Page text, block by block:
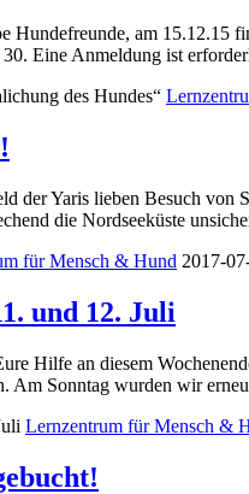
am 15.12.15
Eine Anmeldung ist
des Hundes“
der Yaris lieben Besuch von
die Nordseeküste
für Mensch & Hund 2017-
und 12. Juli
Hilfe an diesem
Am Sonntag wurden wir
Lernzentrum für Mensch &